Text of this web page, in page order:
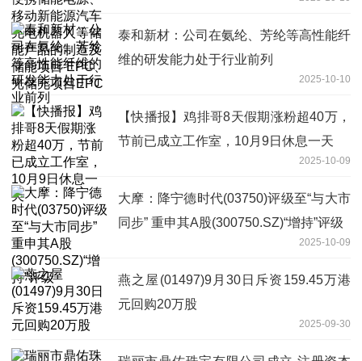
EPC、光储充项目EPC
泰和新材：公司在氨纶、芳纶等高性能纤
维的研发能力处于行业前列
2025-10-10
【快播报】鸡排哥8天假期涨粉超40万，
节前已成立工作室，10月9日休息一天
2025-10-09
大摩：降宁德时代(03750)评级至“与大市
同步” 重申其A股(300750.SZ)“增持”评级
2025-10-09
燕之屋(01497)9月30日斥资159.45万港
元回购20万股
2025-09-30